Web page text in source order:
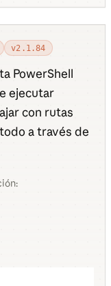
v2.1.84
PowerShell
ejecutar
con rutas
a través de